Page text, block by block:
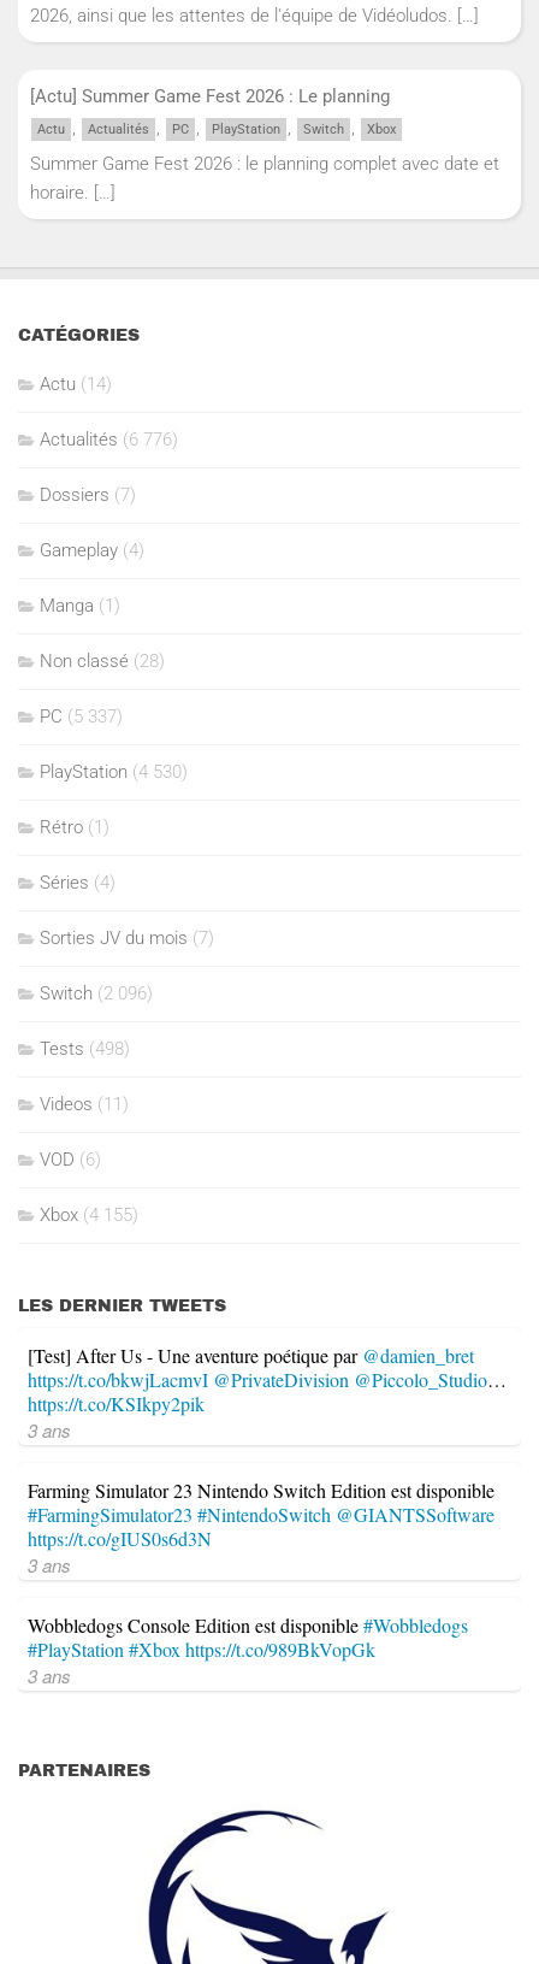
2026, ainsi que les attentes de l'équipe de Vidéoludos. […]
[Actu] Summer Game Fest 2026 : Le planning
Actu Actualités PC PlayStation Switch Xbox
Summer Game Fest 2026 : le planning complet avec date et
horaire.
[…]
CATÉGORIES
Actu (14)
Actualités (6 776)
Dossiers (7)
Gameplay (4)
Manga (1)
Non classé (28)
PC (5 337)
PlayStation (4 530)
Rétro (1)
Séries (4)
Sorties JV du mois (7)
Switch (2 096)
Tests (498)
Videos (11)
VOD (6)
Xbox (4 155)
LES DERNIER TWEETS
[Test] After Us - Une aventure poétique par @damien_bret
https://t.co/bkwjLacmvI @PrivateDivision @Piccolo_Studio…
https://t.co/KSIkpy2pik
3 ans
Farming Simulator 23 Nintendo Switch Edition est disponible
#FarmingSimulator23 #NintendoSwitch @GIANTSSoftware
https://t.co/gIUS0s6d3N
3 ans
Wobbledogs Console Edition est disponible#Wobbledogs
#PlayStation #Xbox https://t.co/989BkVopGk
3 ans
PARTENAIRES